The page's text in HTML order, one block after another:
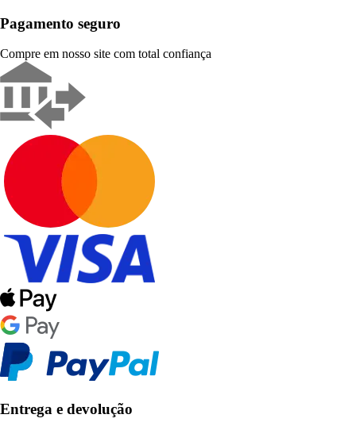
Pagamento seguro
Compre em nosso site com total confiança
Entrega e devolução